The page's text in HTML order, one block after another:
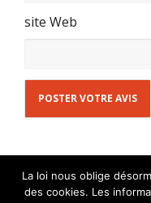
site Web
La loi nous oblige
des cookies. Les